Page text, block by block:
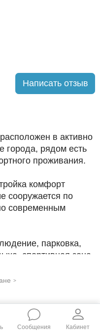
Написать отзыв
в активно
города, рядом есть
проживания.
комфорт
сооружается по
современным
парковка,
спортивная зона,
>
Сообщения Кабинет